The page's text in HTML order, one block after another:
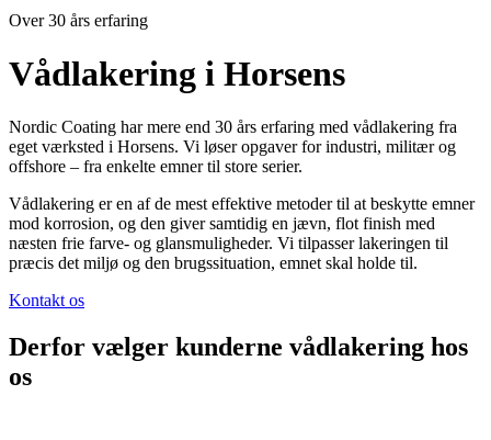
Over 30 års erfaring
Vådlakering i Horsens
Nordic Coating har mere end 30 års erfaring med vådlakering fra
eget værksted i Horsens. Vi løser opgaver for industri, militær og
offshore – fra enkelte emner til store serier.
Vådlakering er en af de mest effektive metoder til at beskytte emner
mod korrosion, og den giver samtidig en jævn, flot finish med
næsten frie farve- og glansmuligheder. Vi tilpasser lakeringen til
præcis det miljø og den brugssituation, emnet skal holde til.
Kontakt os
Derfor vælger kunderne vådlakering hos
os